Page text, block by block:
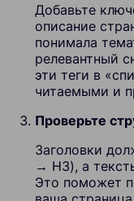
Добавьте
описание
понимала
релевантный
эти теги в
читаемыми и
Проверьте
Заголовки
→ H3), а
Это поможет